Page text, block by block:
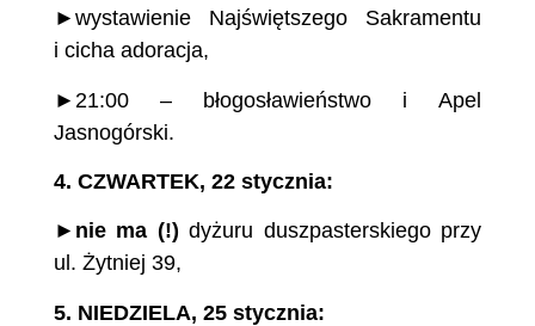
►wystawienie Najświętszego Sakramentu
i cicha adoracja,
►21:00 – błogosławieństwo i Apel
Jasnogórski.
4. CZWARTEK, 22 stycznia:
► nie ma (!) dyżuru duszpasterskiego przy
ul. Żytniej 39,
5. NIEDZIELA, 25 stycznia: